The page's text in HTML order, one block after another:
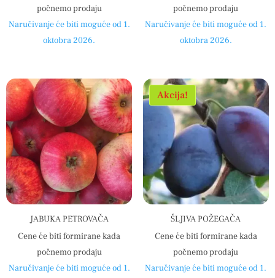
počnemo prodaju
Naručivanje će biti moguće od 1.
oktobra 2026.
počnemo prodaju
Naručivanje će biti moguće od 1.
oktobra 2026.
JABUKA PETROVAČA
Cene će biti formirane kada
počnemo prodaju
Naručivanje će biti moguće od 1.
Akcija!
ŠLJIVA POŽEGAČA
Cene će biti formirane kada
počnemo prodaju
Naručivanje će biti moguće od 1.